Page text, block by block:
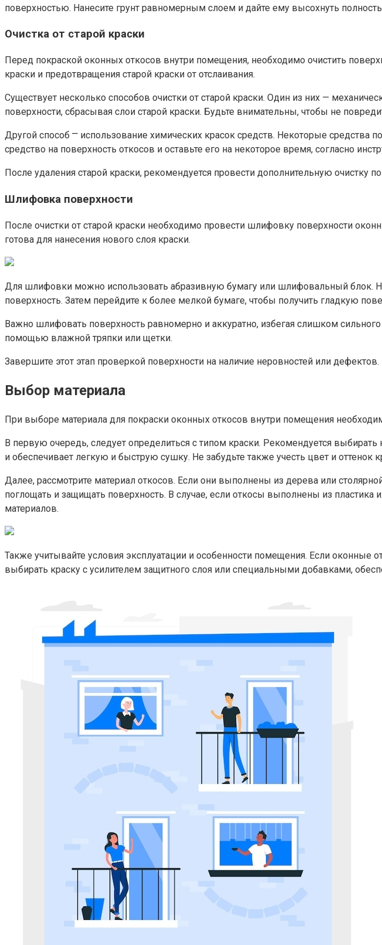
поверхностью.​ Нанесите грунт равномерным слоем и дайте ему высохнуть
Очистка от старой краски
Перед покраской оконных откосов внутри помещения, необходимо очистить
краски и предотвращения старой краски от отслаивания.​
Существует несколько способов очистки от старой краски.​ Один из них —
поверхности, сбрасывая слои старой краски. Будьте внимательны, чтобы не
Другой способ ⎻ использование химических красок средств. Некоторые средства
средство на поверхность откосов и оставьте его на некоторое время, согласно
После удаления старой краски, рекомендуется провести дополнительную очистку
Шлифовка поверхности
После очистки от старой краски необходимо провести шлифовку поверхности
готова для нанесения нового слоя краски.​
Для шлифовки можно использовать абразивную бумагу или шлифовальный блок.
поверхность.​ Затем перейдите к более мелкой бумаге, чтобы получить гладкую
Важно шлифовать поверхность равномерно и аккуратно, избегая слишком
помощью влажной тряпки или щетки.
Завершите этот этап проверкой поверхности на наличие неровностей или
Выбор материала
При выборе материала для покраски оконных откосов внутри помещения
В первую очередь, следует определиться с типом краски.​ Рекомендуется
и обеспечивает легкую и быструю сушку.​ Не забудьте также учесть цвет и оттенок
Далее, рассмотрите материал откосов.​ Если они выполнены из дерева или
поглощать и защищать поверхность.​ В случае, если откосы выполнены из
материалов.​
Также учитывайте условия эксплуатации и особенности помещения.​ Если
выбирать краску с усилителем защитного слоя или специальными добавками,